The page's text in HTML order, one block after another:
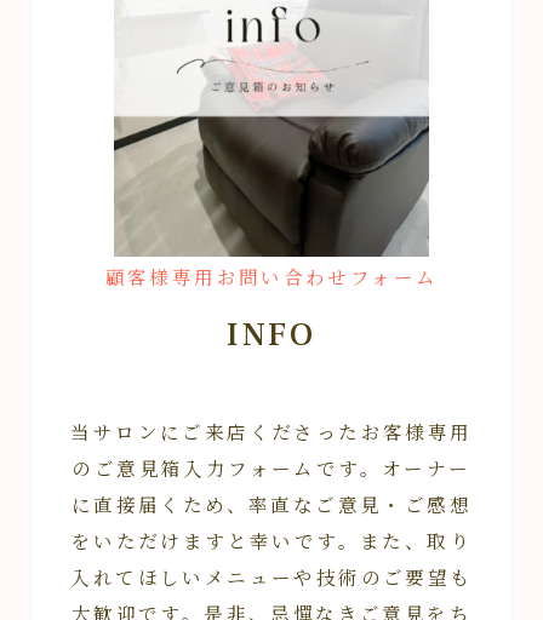
顧客様専用お問い合わせフォーム
INFO
当サロンにご来店くださったお客様専用
のご意見箱入力フォームです。オーナー
に直接届くため、率直なご意見・ご感想
をいただけますと幸いです。また、取り
入れてほしいメニューや技術のご要望も
大歓迎です。是非、忌憚なきご意見をち